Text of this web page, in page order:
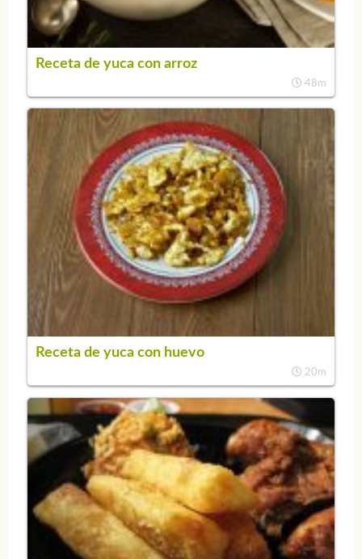
Receta de yuca con arroz
48m
Receta de yuca con huevo
20m